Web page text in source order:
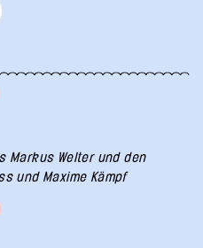
Markus Welter und den
und Maxime Kämpf